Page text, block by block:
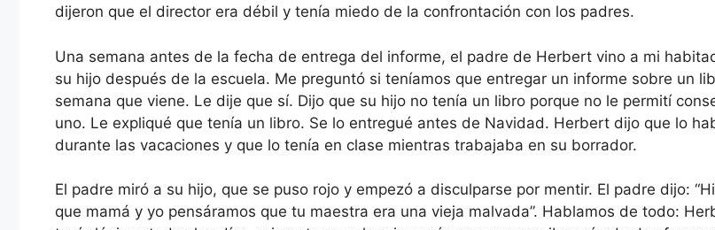
dijeron que el director era débil y tenía miedo de la confrontación con los padres.
Una semana antes de la fecha de entrega del informe, el padre de Herbert vino a mi
su hijo después de la escuela. Me preguntó si teníamos que entregar un informe sobre un
semana que viene. Le dije que sí. Dijo que su hijo no tenía un libro porque no le permití
uno. Le expliqué que tenía un libro. Se lo entregué antes de Navidad. Herbert dijo que lo
durante las vacaciones y que lo tenía en clase mientras trabajaba en su borrador.
El padre miró a su hijo, que se puso rojo y empezó a disculparse por mentir. El padre dijo:
que mamá y yo pensáramos que tu maestra era una vieja malvada”. Hablamos de todo: